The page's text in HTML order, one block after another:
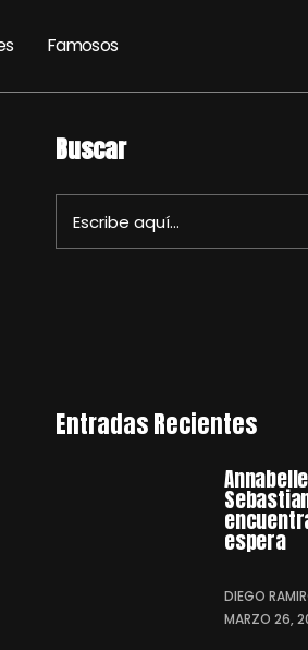
Famosos
Buscar
Entradas Recientes
espera
DIEGO
MARZO 26,